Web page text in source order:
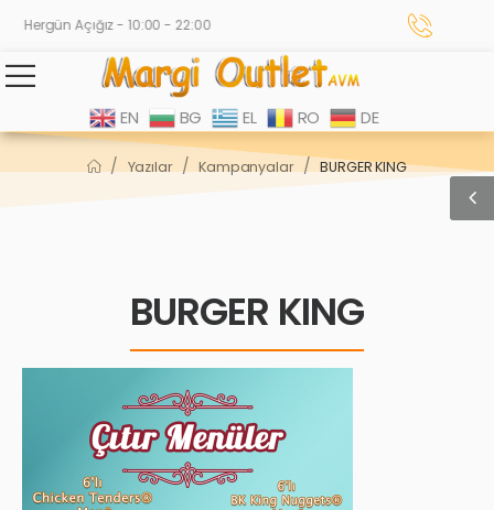
Hergün Açığız - 10:00 - 22:00
EN BG EL RO DE
/ Yazılar / Kampanyalar / BURGER KING
BURGER KING